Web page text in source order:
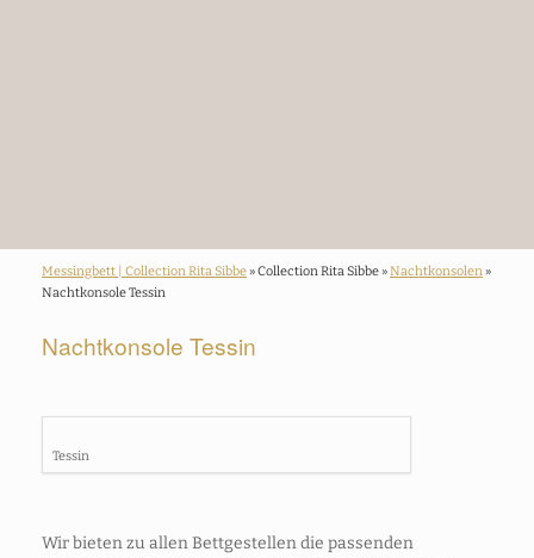
Messingbett | Collection Rita Sibbe» Collection Rita Sibbe »Nachtkonsolen»
Nachtkonsole Tessin
Nachtkonsole Tessin
Tessin
Wir bieten zu allen Bettgestellen die passenden